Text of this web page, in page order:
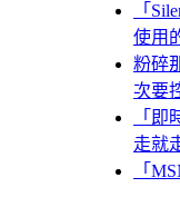
「
使用
粉碎
次要
「即
走就
「